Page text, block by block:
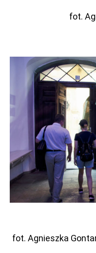
fot.
fot. Agnieszka